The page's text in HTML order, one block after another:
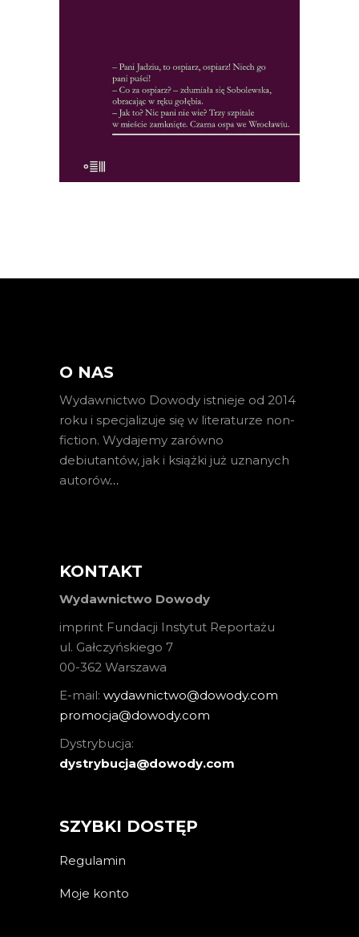
czasach, gdy większość lekarzy […]
39.00zł 19.50zł
KSIĄŻKA DO KOSZYKA
O NAS
Wydawnictwo Dowody istnieje od 2014
roku i specjalizuje się w literaturze non-
fiction. Wydajemy zarówno
debiutantów, jak i książki już uznanych
autorów…
KONTAKT
Wydawnictwo Dowody
imprint Fundacji Instytut Reportażu
ul. Gałczyńskiego 7
00-362 Warszawa
E-mail: wydawnictwo@dowody.com
promocja@dowody.com
Dystrybucja:
dystrybucja@dowody.com
SZYBKI DOSTĘP
Regulamin
Moje konto